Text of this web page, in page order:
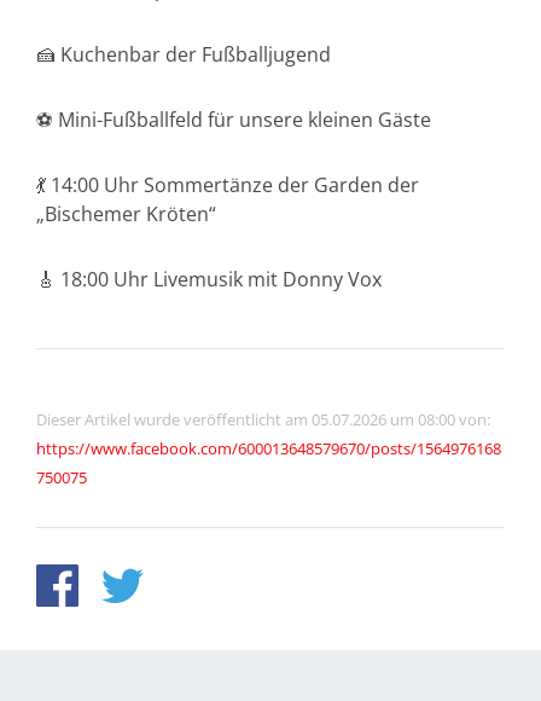
🍰 Kuchenbar der Fußballjugend
⚽ Mini-Fußballfeld für unsere kleinen Gäste
💃 14:00 Uhr Sommertänze der Garden der
„Bischemer Kröten“
🎸 18:00 Uhr Livemusik mit Donny Vox
Dieser Artikel wurde veröffentlicht am 05.07.2026 um 08:00 von:
https://www.facebook.com/600013648579670/posts/1564976168
750075